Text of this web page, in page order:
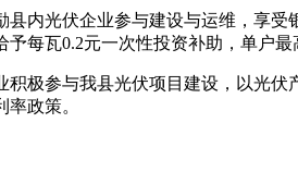
内光伏企业参与建设与运维，享
每瓦0.2元一次性投资补助，单户最
极参与我县光伏项目建设，以光
政策。